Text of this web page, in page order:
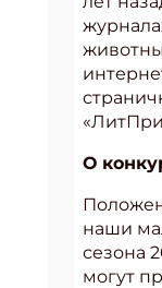
О
наши
сезона
могут